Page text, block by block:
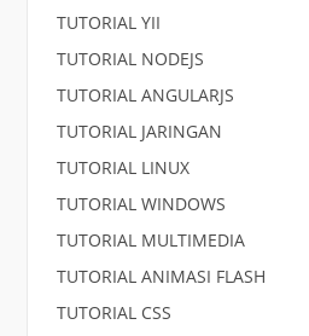
TUTORIAL YII
TUTORIAL NODEJS
TUTORIAL ANGULARJS
TUTORIAL JARINGAN
TUTORIAL LINUX
TUTORIAL WINDOWS
TUTORIAL MULTIMEDIA
TUTORIAL ANIMASI FLASH
TUTORIAL CSS